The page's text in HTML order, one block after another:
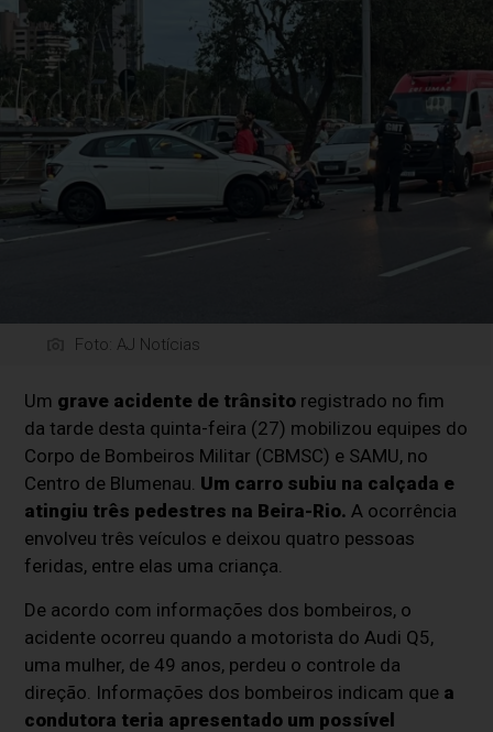
Foto: AJ Notícias
Um grave acidente de trânsito registrado no fim
da tarde desta quinta-feira (27) mobilizou equipes do
Corpo de Bombeiros Militar (CBMSC) e SAMU, no
Centro de Blumenau. Um carro subiu na calçada e
atingiu três pedestres na Beira-Rio. A ocorrência
envolveu três veículos e deixou quatro pessoas
feridas, entre elas uma criança.
De acordo com informações dos bombeiros, o
acidente ocorreu quando a motorista do Audi Q5,
uma mulher, de 49 anos, perdeu o controle da
direção. Informações dos bombeiros indicam que a
condutora teria apresentado um possível